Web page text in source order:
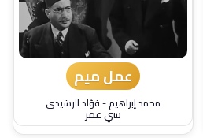
عمل ميم
محمد إبراهيم-فؤاد الرشيدي
سي عمر